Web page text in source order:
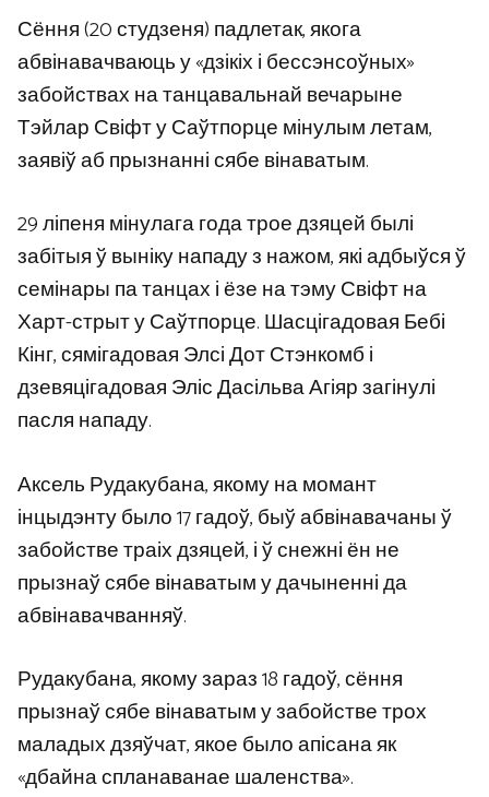
Сёння (20 студзеня) падлетак, якога
абвінавачваюць у «дзікіх і бессэнсоўных»
забойствах на танцавальнай вечарыне
Тэйлар Свіфт у Саўтпорце мінулым летам,
заявіў аб прызнанні сябе вінаватым.
29 ліпеня мінулага года трое дзяцей былі
забітыя ў выніку нападу з нажом, які адбыўся ў
семінары па танцах і ёзе на тэму Свіфт на
Харт-стрыт у Саўтпорце. Шасцігадовая Бебі
Кінг, сямігадовая Элсі Дот Стэнкомб і
дзевяцігадовая Эліс Дасільва Агіяр загінулі
пасля нападу.
Аксель Рудакубана, якому на момант
інцыдэнту было 17 гадоў, быў абвінавачаны ў
забойстве траіх дзяцей, і ў снежні ён не
прызнаў сябе вінаватым у дачыненні да
абвінавачванняў.
Рудакубана, якому зараз 18 гадоў, сёння
прызнаў сябе вінаватым у забойстве трох
маладых дзяўчат, якое было апісана як
«дбайна спланаванае шаленства».